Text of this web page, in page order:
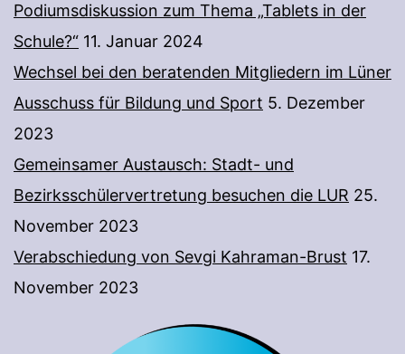
Podiumsdiskussion zum Thema „Tablets in der
Schule?“ 11. Januar 2024
Wechsel bei den beratenden Mitgliedern im Lüner
Ausschuss für Bildung und Sport 5. Dezember
2023
Gemeinsamer Austausch: Stadt- und
Bezirksschülervertretung besuchen die LUR 25.
November 2023
Verabschiedung von Sevgi Kahraman-Brust 17.
November 2023